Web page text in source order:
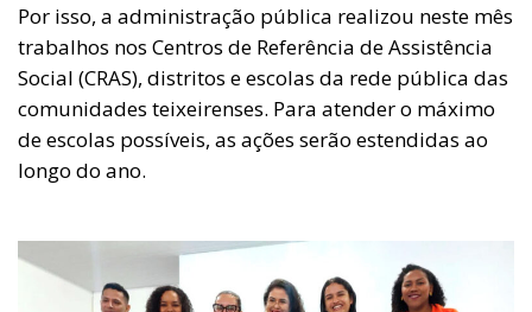
Por isso, a administração pública realizou neste mês
trabalhos nos Centros de Referência de Assistência
Social (CRAS), distritos e escolas da rede pública das
comunidades teixeirenses. Para atender o máximo
de escolas possíveis, as ações serão estendidas ao
longo do ano.